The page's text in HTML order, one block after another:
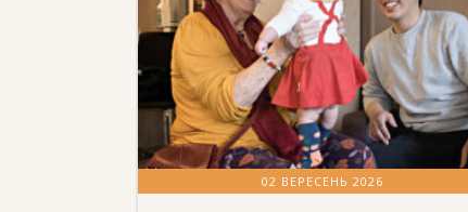
02 ВЕРЕСЕНЬ 2026